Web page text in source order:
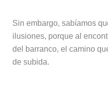
Sin embargo, sabíamos
ilusiones, porque al
del barranco, el camino
de subida.